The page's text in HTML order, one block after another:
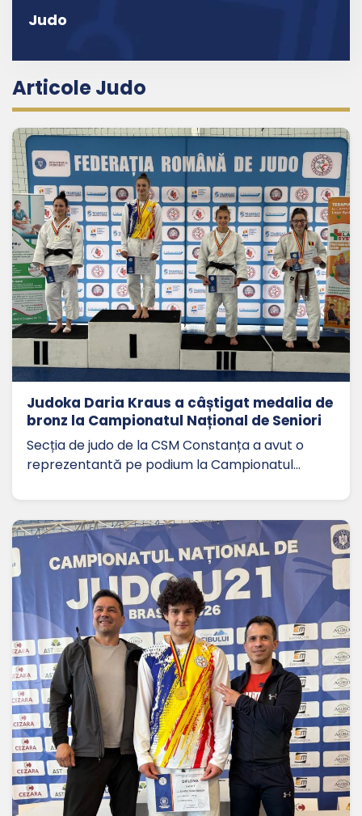
Judo
Articole Judo
Judoka Daria Kraus a câștigat medalia de
bronz la Campionatul Național de Seniori
Secția de judo de la CSM Constanța a avut o
reprezentantă pe podium la Campionatul…